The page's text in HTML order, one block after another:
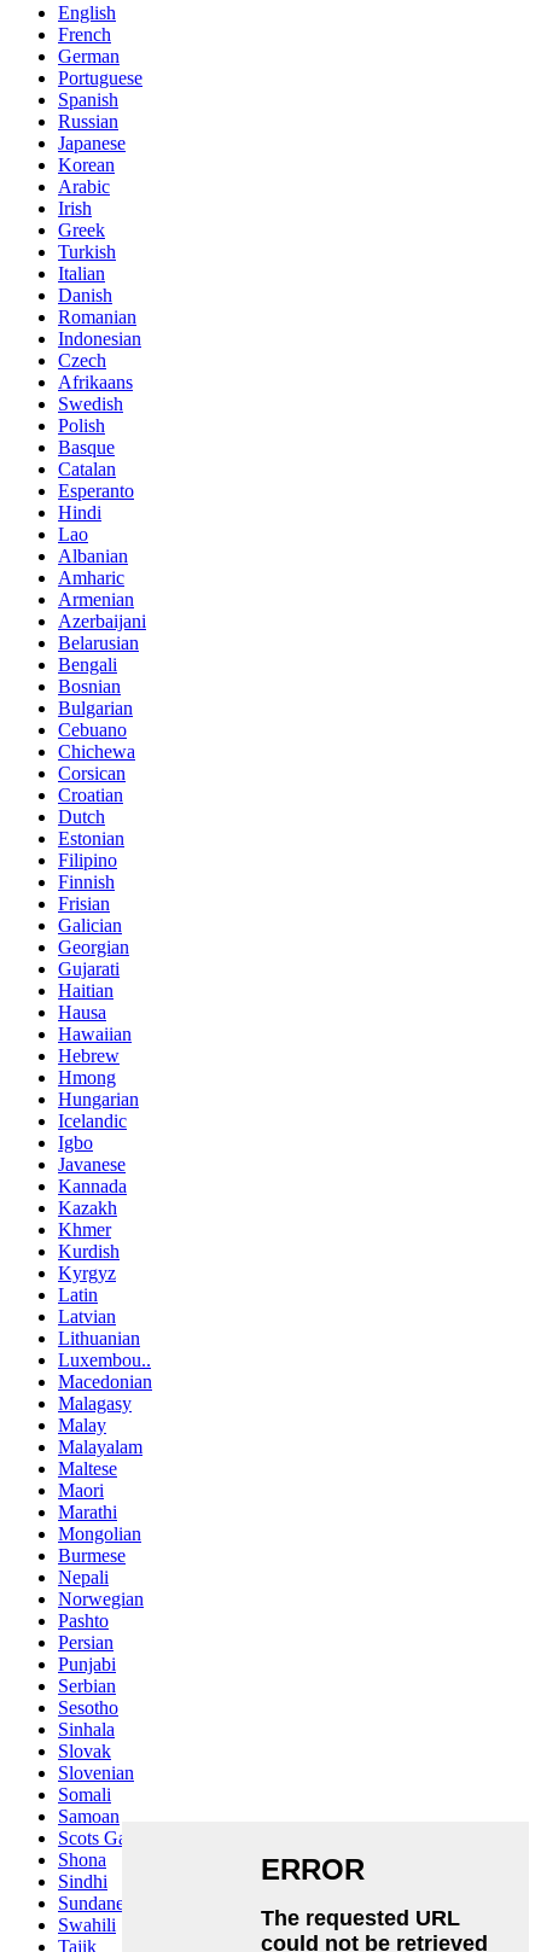
English
French
German
Portuguese
Spanish
Russian
Japanese
Korean
Arabic
Irish
Greek
Turkish
Italian
Danish
Romanian
Indonesian
Czech
Afrikaans
Swedish
Polish
Basque
Catalan
Esperanto
Hindi
Lao
Albanian
Amharic
Armenian
Azerbaijani
Belarusian
Bengali
Bosnian
Bulgarian
Cebuano
Chichewa
Corsican
Croatian
Dutch
Estonian
Filipino
Finnish
Frisian
Galician
Georgian
Gujarati
Haitian
Hausa
Hawaiian
Hebrew
Hmong
Hungarian
Icelandic
Igbo
Javanese
Kannada
Kazakh
Khmer
Kurdish
Kyrgyz
Latin
Latvian
Lithuanian
Luxembou..
Macedonian
Malagasy
Malay
Malayalam
Maltese
Maori
Marathi
Mongolian
Burmese
Nepali
Norwegian
Pashto
Persian
Punjabi
Serbian
Sesotho
Sinhala
Slovak
Slovenian
Somali
Samoan
Scots Gaelic
Shona
Sindhi
Sundanese
Swahili
Tajik